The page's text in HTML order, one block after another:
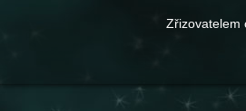
Zřizovatelem